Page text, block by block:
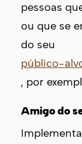
pessoas
ou que se
do seu
público-
, por
Amigo do